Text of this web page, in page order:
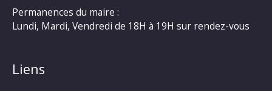
Permanences du maire :
Lundi, Mardi, Vendredi de 18H à 19H sur rendez-vous
Liens